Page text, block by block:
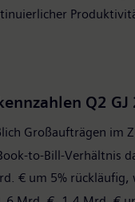
Q2
Großaufträgen im
to-Bill-Verhältnis
€ um 5%